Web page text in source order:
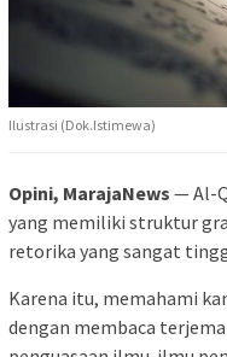
Ilustrasi (Dok.Istimewa)
Opini, MarajaNews — Al-
yang memiliki struktur
retorika yang sangat
Karena itu, memahami
dengan membaca